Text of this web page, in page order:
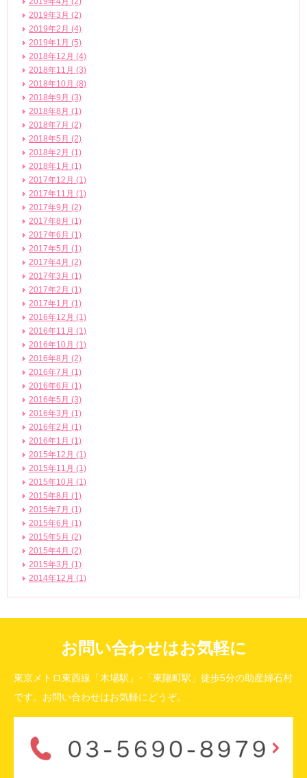
2019年3月 (2)
2019年2月 (4)
2019年1月 (5)
2018年12月 (4)
2018年11月 (3)
2018年10月 (8)
2018年9月 (3)
2018年8月 (1)
2018年7月 (2)
2018年5月 (2)
2018年2月 (1)
2018年1月 (1)
2017年12月 (1)
2017年11月 (1)
2017年9月 (2)
2017年8月 (1)
2017年6月 (1)
2017年5月 (1)
2017年4月 (2)
2017年3月 (1)
2017年2月 (1)
2017年1月 (1)
2016年12月 (1)
2016年11月 (1)
2016年10月 (1)
2016年8月 (2)
2016年7月 (1)
2016年6月 (1)
2016年5月 (3)
2016年3月 (1)
2016年2月 (1)
2016年1月 (1)
2015年12月 (1)
2015年11月 (1)
2015年10月 (1)
2015年8月 (1)
2015年7月 (1)
2015年6月 (1)
2015年5月 (2)
2015年4月 (2)
2015年3月 (1)
2014年12月 (1)
お問い合わせはお気軽に
東京メトロ東西線「木場駅」･「東陽町駅」徒歩5分の助産婦石村
です。お問い合わせはお気軽にどうぞ。